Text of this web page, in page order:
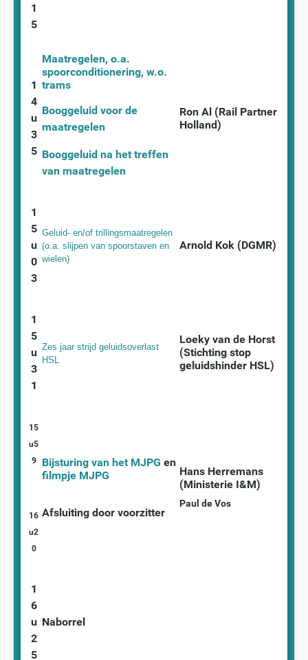
1
5
1
4
u
3
5
Maatregelen, o.a.
spoorconditionering, w.o.
trams
Booggeluid voor de
maatregelen
Booggeluid na het treffen
van maatregelen
Ron Al (Rail Partner
Holland)
1
5
u
0
3
Geluid- en/of trillingsmaatregelen
(o.a. slijpen van spoorstaven en
wielen)
Arnold Kok (DGMR)
1
5
u
3
1
Zes jaar strijd geluidsoverlast
HSL
Loeky van de Horst
(Stichting stop
geluidshinder HSL)
15
u5
9
16
u2
0
Bijsturing van het MJPG en
filmpje MJPG
Afsluiting door voorzitter
Hans Herremans
(Ministerie I&M)
Paul de Vos
1
6
u
2
5
Naborrel